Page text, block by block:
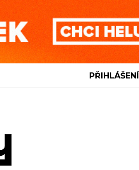
PŘIHLÁŠENÍ